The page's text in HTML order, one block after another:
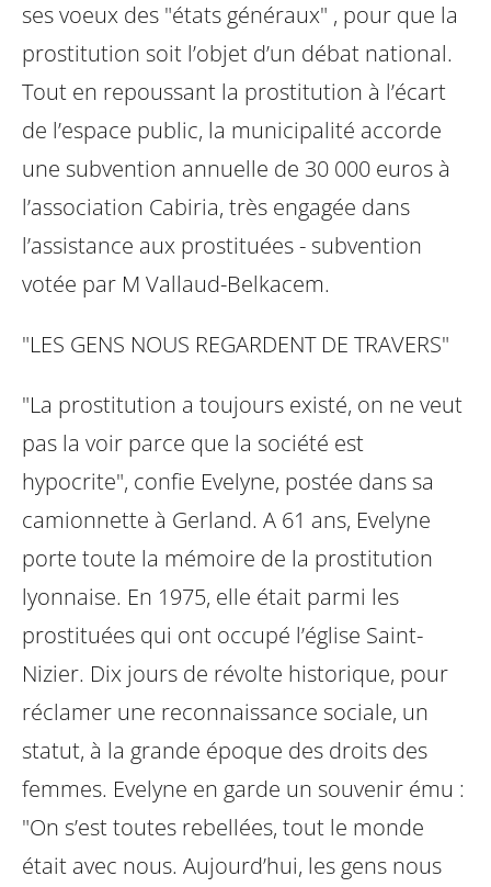
ses voeux des "états généraux" , pour que la
prostitution soit l’objet d’un débat national.
Tout en repoussant la prostitution à l’écart
de l’espace public, la municipalité accorde
une subvention annuelle de 30 000 euros à
l’association Cabiria, très engagée dans
l’assistance aux prostituées - subvention
votée par M Vallaud-Belkacem.
"LES GENS NOUS REGARDENT DE TRAVERS"
"La prostitution a toujours existé, on ne veut
pas la voir parce que la société est
hypocrite", confie Evelyne, postée dans sa
camionnette à Gerland. A 61 ans, Evelyne
porte toute la mémoire de la prostitution
lyonnaise. En 1975, elle était parmi les
prostituées qui ont occupé l’église Saint-
Nizier. Dix jours de révolte historique, pour
réclamer une reconnaissance sociale, un
statut, à la grande époque des droits des
femmes. Evelyne en garde un souvenir ému :
"On s’esttoutes rebellées, tout le monde
était avec nous. Aujourd’hui, les gens nous